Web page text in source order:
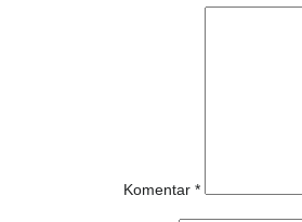
Komentar *